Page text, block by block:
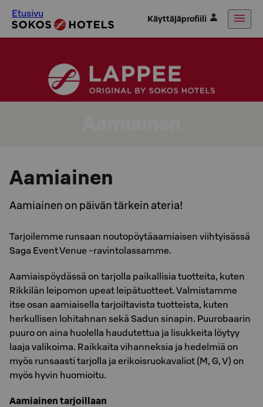
Etusivu Käyttäjäprofiili
Aamiainen
Aamiainen on päivän tärkein ateria!
Tarjoilemme runsaan noutopöytäaamiaisen viihtyisässä
Saga Event Venue -ravintolassamme.
Aamiaispöydässä on tarjolla paikallisia tuotteita, kuten
Rikkilän leipomon upeat leipätuotteet. Valmistamme
itse osan aamiaisella tarjoiltavista tuotteista, kuten
herkullisen lohitahnan sekä Sadun sinapin. Puurobaarin
puuro on aina huolella haudutettua ja lisukkeita löytyy
laaja valikoima. Raikkaita vihanneksia ja hedelmiä on
myös runsaasti tarjolla ja erikoisruokavaliot (M, G, V) on
myös hyvin huomioitu.
Aamiainen tarjoillaan